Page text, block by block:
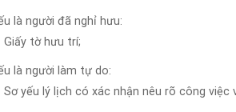
là người đã nghỉ hưu:
Giấy tờ hưu trí;
là người làm tự do:
Sơ yếu lý lịch có xác nhận nêu rõ công việc